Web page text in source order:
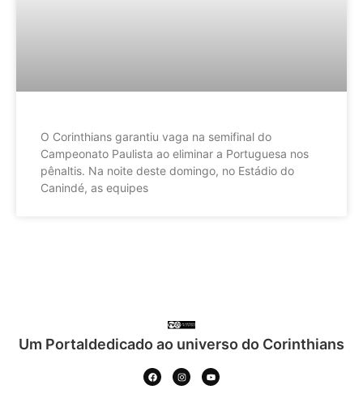
O Corinthians garantiu vaga na semifinal do
Campeonato Paulista ao eliminar a Portuguesa nos
pênaltis. Na noite deste domingo, no Estádio do
Canindé, as equipes
Um Portaldedicado ao universo do Corinthians